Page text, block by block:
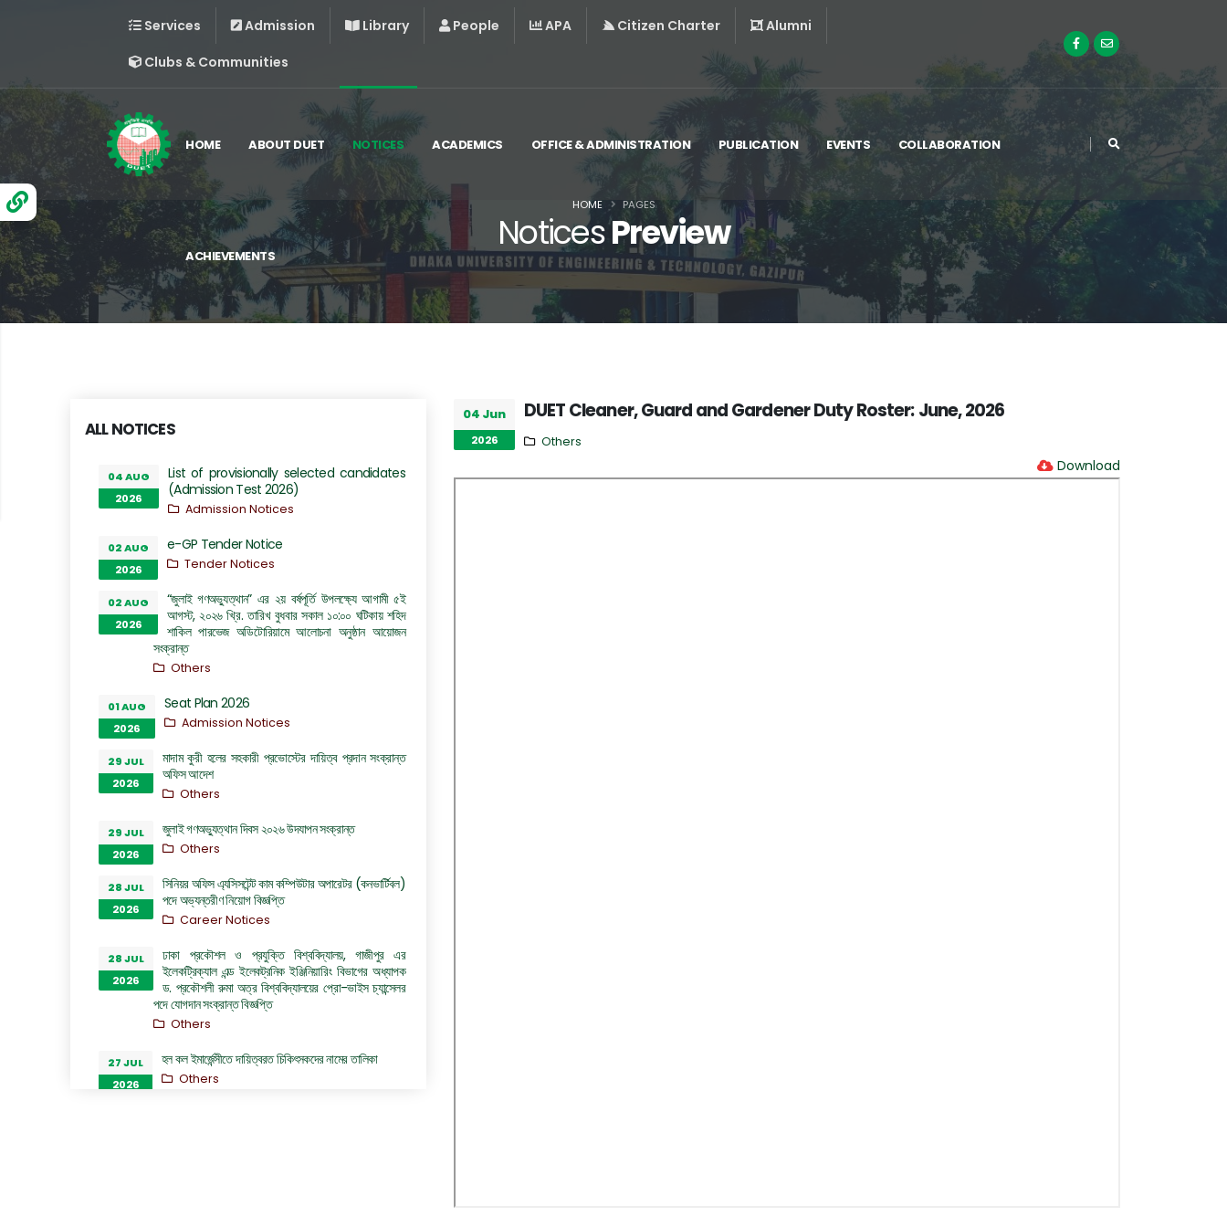
Services Admission Library People APA Citizen Charter
Alumni
Clubs & Communities
HOME ABOUT DUET NOTICES ACADEMICS OFFICE & ADMINISTRATION PUBLICATION EVENTS COLLABORATION
ACHIEVEMENTS
NoticesPreview
HOME PAGES
ALL NOTICES
04 AUG
2026
List of provisionally selected candidates
(Admission Test 2026)
Admission Notices
02 AUG
2026
e-GP Tender Notice
Tender Notices
02 AUG
2026
“জুলাই গণঅভ্যুত্থান” এর ২য় বর্ষপূর্তি উপলক্ষ্যে আগামী ৫ই
আগস্ট, ২০২৬ খ্রি. তারিখ বুধবার সকাল ১০:০০ ঘটিকায় শহিদ
শাকিল পারভেজ অডিটোরিয়ামে আলোচনা অনুষ্ঠান আয়োজন
সংক্রান্ত
Others
01 AUG
2026
Seat Plan 2026
Admission Notices
29 JUL
2026
মাদাম কুরী হলের সহকারী প্রভোস্টের দায়িত্ব প্রদান সংক্রান্ত
অফিস আদেশ
Others
29 JUL
2026
জুলাই গণঅভ্যুত্থান দিবস ২০২৬ উদযাপন সংক্রান্ত
Others
28 JUL
2026
সিনিয়র অফিস এ্যসিসটেন্ট কাম কম্পিউটার অপারেটর (কনভার্টিবল)
পদে অভ্যন্তরীণ নিয়োগ বিজ্ঞপ্তি
Career Notices
28 JUL
2026
ঢাকা প্রকৌশল ও প্রযুক্তি বিশ্ববিদ্যালয়, গাজীপুর এর
ইলেকট্রিক্যাল এন্ড ইলেকট্রনিক ইঞ্জিনিয়ারিং বিভাগের অধ্যাপক
ড. প্রকৌশলী রুমা অত্র বিশ্ববিদ্যালয়ের প্রো-ভাইস চ্যান্সেলর
পদে যোগদান সংক্রান্ত বিজ্ঞপ্তি
Others
27 JUL
2026
হল কল ইমার্জেন্সীতে দায়িত্বরত চিকিৎসকদের নামের তালিকা
Others
04 Jun
2026
DUET Cleaner, Guard and Gardener Duty Roster: June, 2026
Others
Download